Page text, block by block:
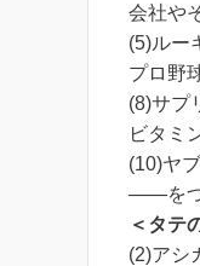
会社や
(5)ルー
プロ野
(8)サプ
ビタミ
(10)ヤブ
――をつ
＜タテ
(2)アシ